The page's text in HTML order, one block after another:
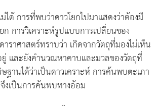
ได้ การที่พบว่าดาวโยกไปมาแสดงว่าต้องมี
การวิเคราะห์รูปแบบการเปลี่ยนของ
ราศาสตร์ทราบว่า เกิดจากวัตถุที่มองไม่เห็น
และยังคำนวณหาคาบและมวลของวัตถุที่
ฐานได้ว่าเป็นดาวเคราะห์ การค้นพบตะเภา
งเป็นการค้นพบทางอ้อม